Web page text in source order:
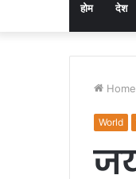
होम देश
Home
World